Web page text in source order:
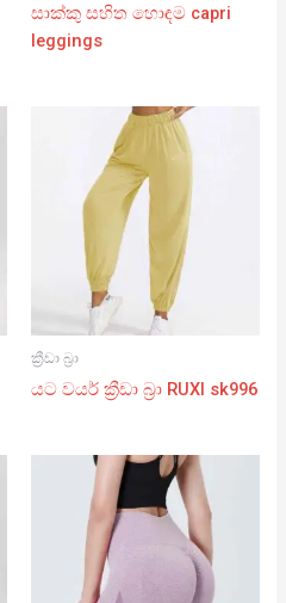
සාක්කු සහිත හොඳම capri
leggings
ක්‍රීඩා බ්‍රා
යට වයර් ක්‍රීඩා බ්‍රා RUXI sk996